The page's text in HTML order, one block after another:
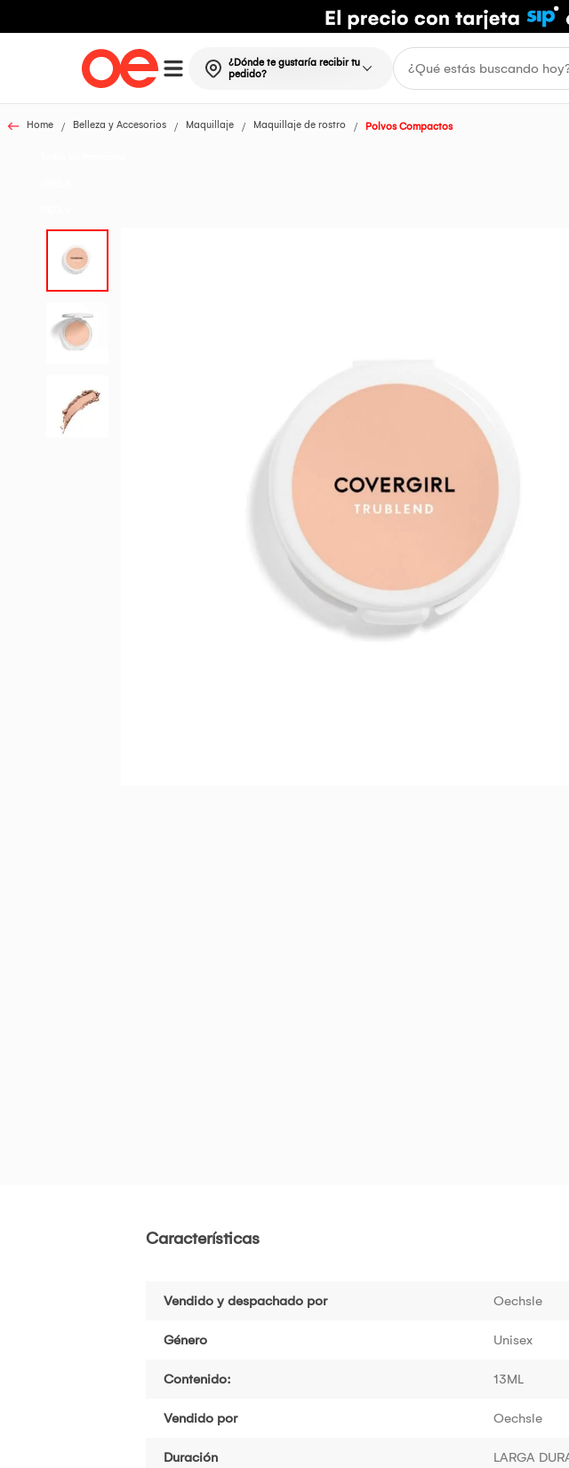
¿Dónde te gustaría recibir tu
pedido?
Home Belleza y Accesorios Maquillaje Maquillaje de rostro Polvos Compactos
Características
Vendido y despachado por Oechsle
Género Unisex
Contenido: 13ML
Vendido por Oechsle
Duración LARGA